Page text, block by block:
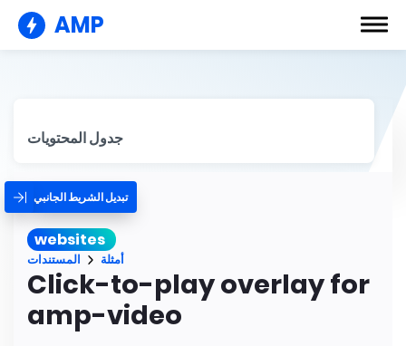
AMP
جدول المحتويات
تبديل الشريط الجانبي
websites
المستندات أمثلة
Click-to-play overlay for
amp-video